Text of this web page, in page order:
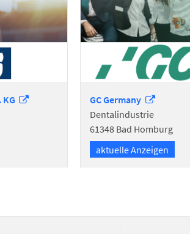
KG
GCGermany
Dentalindustrie
61348 Bad Homburg
aktuelle Anzeigen